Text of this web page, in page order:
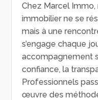
Chez Marcel Immo,
immobilier ne se
mais à une
s’engage chaque
accompagnement
confiance, la
Professionnels
œuvre des